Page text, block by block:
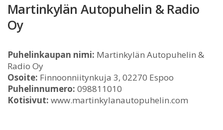
Martinkylän Autopuhelin & Radio
Oy
Puhelinkaupan nimi: Martinkylän Autopuhelin &
Radio Oy
Osoite: Finnoonniitynkuja 3, 02270 Espoo
Puhelinnumero: 098811010
Kotisivut: www.martinkylanautopuhelin.com